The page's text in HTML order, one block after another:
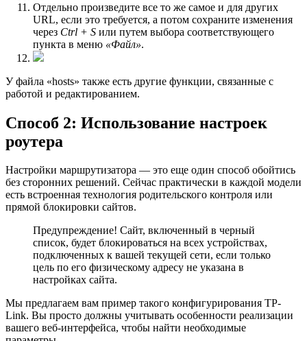
Отдельно произведите все то же самое и для других
URL, если это требуется, а потом сохраните изменения
через Ctrl + S или путем выбора соответствующего
пункта в меню «Файл».
У файла «hosts» также есть другие функции, связанные с
работой и редактированием.
Способ 2: Использование настроек
роутера
Настройки маршрутизатора — это еще один способ обойтись
без сторонних решений. Сейчас практически в каждой модели
есть встроенная технология родительского контроля или
прямой блокировки сайтов.
Предупреждение! Сайт, включенный в черный
список, будет блокироваться на всех устройствах,
подключенных к вашей текущей сети, если только
цель по его физическому адресу не указана в
настройках сайта.
Мы предлагаем вам пример такого конфигурирования TP-
Link. Вы просто должны учитывать особенности реализации
вашего веб-интерфейса, чтобы найти необходимые